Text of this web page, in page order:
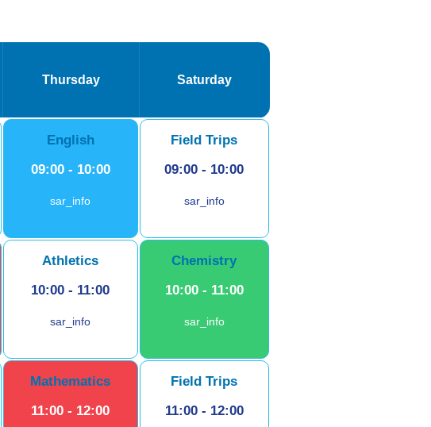
Thursday Saturday
English
09:00 - 10:00
sar_info
Field Trips
09:00 - 10:00
sar_info
Athletics
10:00 - 11:00
sar_info
Chemistry
10:00 - 11:00
sar_info
Mathematics
11:00 - 12:00
Field Trips
11:00 - 12:00